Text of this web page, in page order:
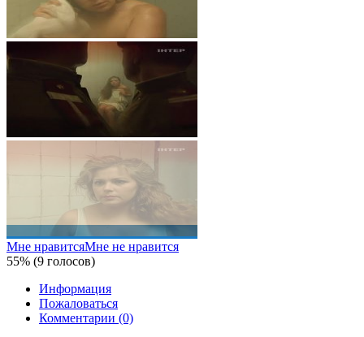
Мне нравитсяМне не нравится
55% (9 голосов)
Информация
Пожаловаться
Комментарии (0)